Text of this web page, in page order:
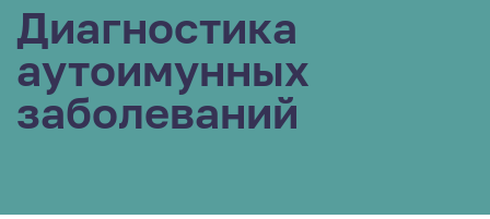
Диагностика
аутоимунных
заболеваний